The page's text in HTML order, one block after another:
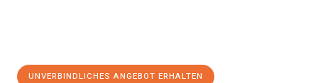
UNVERBINDLICHES ANGEBOT ERHALTEN